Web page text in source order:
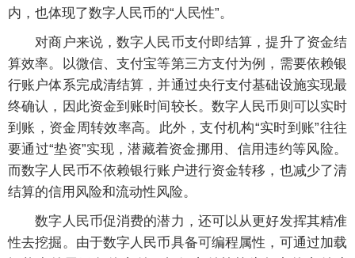
内，也体现了数字人民币的“人民性”。
对商户来说，数字人民币支付即结算，提升了资金结
算效率。以微信、支付宝等第三方支付为例，需要依赖银
行账户体系完成清结算，并通过央行支付基础设施实现最
终确认，因此资金到账时间较长。数字人民币则可以实时
到账，资金周转效率高。此外，支付机构“实时到账”往往
要通过“垫资”实现，潜藏着资金挪用、信用违约等风险。
而数字人民币不依赖银行账户进行资金转移，也减少了清
结算的信用风险和流动性风险。
数字人民币促消费的潜力，还可以从更好发挥其精准
性去挖掘。由于数字人民币具备可编程属性，可通过加载